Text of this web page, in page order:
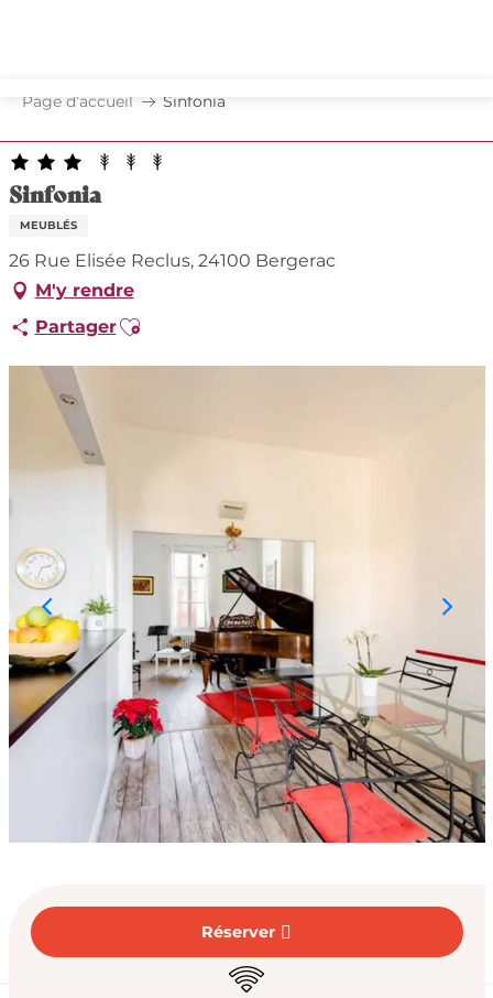
principal
Page d’accueil Sinfonia
Sinfonia
MEUBLÉS
26 Rue Elisée Reclus, 24100 Bergerac
M'y rendre
PartagerAjouter aux favoris
Ouverture et
Réserver
WiFi